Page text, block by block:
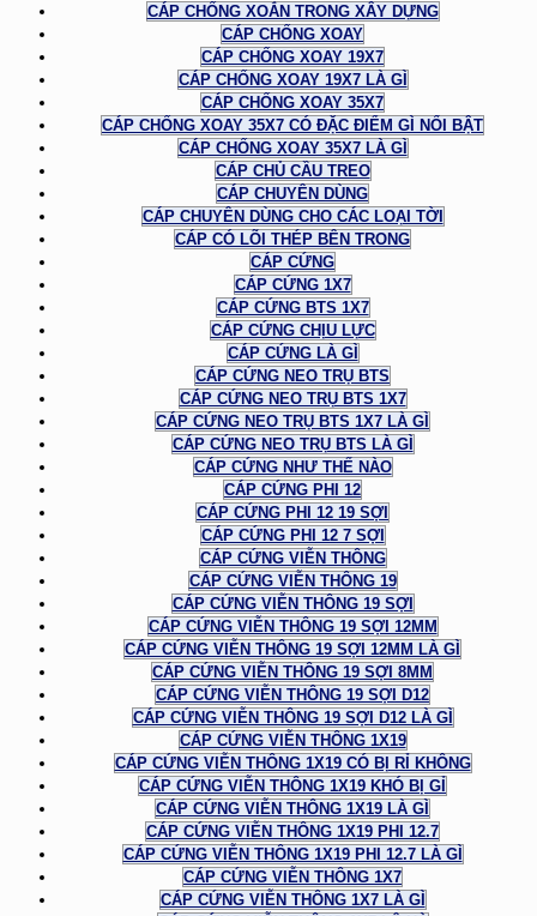
CÁP CHỐNG XOẮN TRONG XÂY DỰNG
CÁP CHỐNG XOAY
CÁP CHỐNG XOAY 19X7
CÁP CHỐNG XOAY 19X7 LÀ GÌ
CÁP CHỐNG XOAY 35X7
CÁP CHỐNG XOAY 35X7 CÓ ĐẶC ĐIỂM GÌ NỔI BẬT
CÁP CHỐNG XOAY 35X7 LÀ GÌ
CÁP CHỦ CẦU TREO
CÁP CHUYÊN DÙNG
CÁP CHUYÊN DÙNG CHO CÁC LOẠI TỜI
CÁP CÓ LÕI THÉP BÊN TRONG
CÁP CỨNG
CÁP CỨNG 1X7
CÁP CỨNG BTS 1X7
CÁP CỨNG CHỊU LỰC
CÁP CỨNG LÀ GÌ
CÁP CỨNG NEO TRỤ BTS
CÁP CỨNG NEO TRỤ BTS 1X7
CÁP CỨNG NEO TRỤ BTS 1X7 LÀ GÌ
CÁP CỨNG NEO TRỤ BTS LÀ GÌ
CÁP CỨNG NHƯ THẾ NÀO
CÁP CỨNG PHI 12
CÁP CỨNG PHI 12 19 SỢI
CÁP CỨNG PHI 12 7 SỢI
CÁP CỨNG VIỄN THÔNG
CÁP CỨNG VIỄN THÔNG 19
CÁP CỨNG VIỄN THÔNG 19 SỢI
CÁP CỨNG VIỄN THÔNG 19 SỢI 12MM
CÁP CỨNG VIỄN THÔNG 19 SỢI 12MM LÀ GÌ
CÁP CỨNG VIỄN THÔNG 19 SỢI 8MM
CÁP CỨNG VIỄN THÔNG 19 SỢI D12
CÁP CỨNG VIỄN THÔNG 19 SỢI D12 LÀ GÌ
CÁP CỨNG VIỄN THÔNG 1X19
CÁP CỨNG VIỄN THÔNG 1X19 CÓ BỊ RỈ KHÔNG
CÁP CỨNG VIỄN THÔNG 1X19 KHÓ BỊ GỈ
CÁP CỨNG VIỄN THÔNG 1X19 LÀ GÌ
CÁP CỨNG VIỄN THÔNG 1X19 PHI 12.7
CÁP CỨNG VIỄN THÔNG 1X19 PHI 12.7 LÀ GÌ
CÁP CỨNG VIỄN THÔNG 1X7
CÁP CỨNG VIỄN THÔNG 1X7 LÀ GÌ